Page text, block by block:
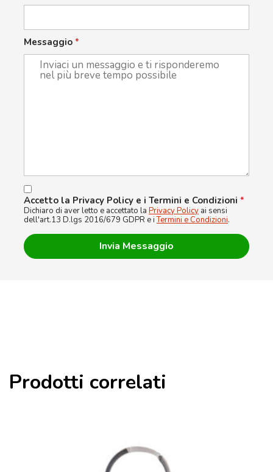
Messaggio *
Accetto la Privacy Policy e i Termini e Condizioni *
Dichiaro di aver letto e accettato la Privacy Policy ai sensi
dell'art.13 D.lgs 2016/679 GDPR e iTermini e Condizioni.
Prodotti correlati